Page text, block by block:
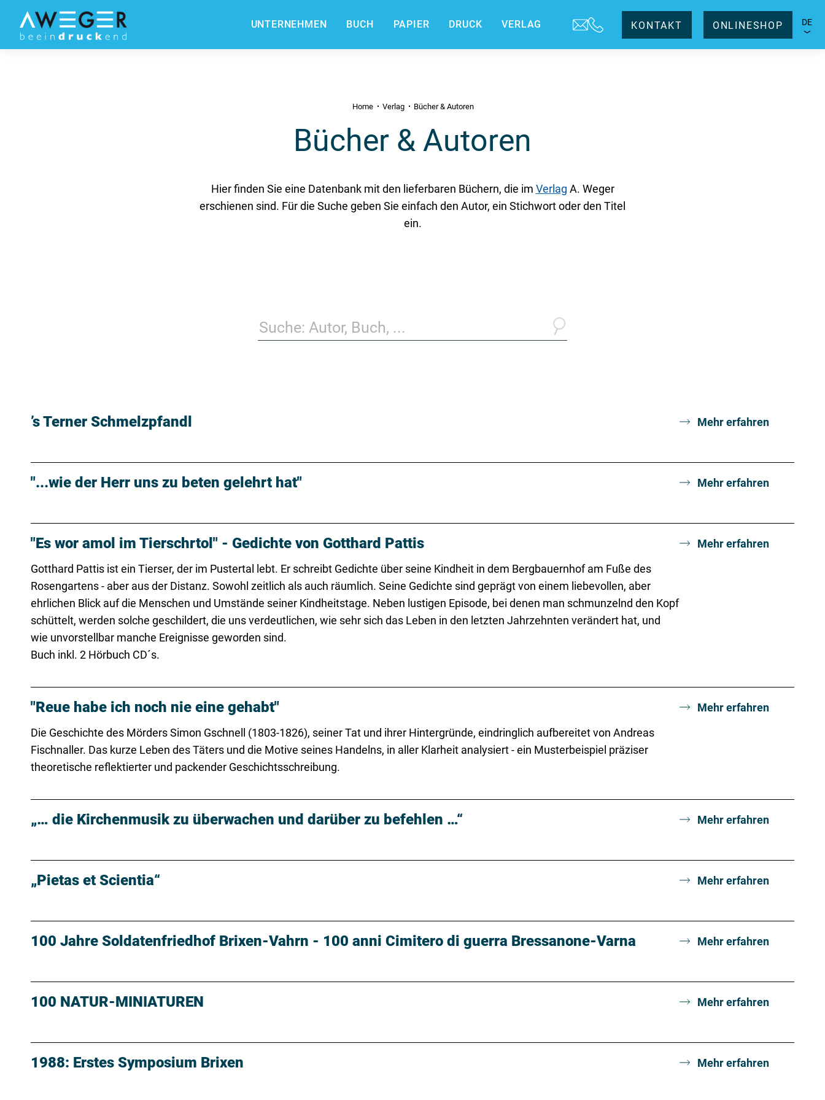
UNTERNEHMEN BUCH PAPIER DRUCK VERLAG KONTAKT ONLINESHOP DE
Home Verlag Bücher & Autoren
Bücher & Autoren
Hier finden Sie eine Datenbank mit den lieferbaren Büchern, die im Verlag A. Weger
erschienen sind. Für die Suche geben Sie einfach den Autor, ein Stichwort oder den Titel
ein.
’s Terner Schmelzpfandl Mehr erfahren
"...wie der Herr uns zu beten gelehrt hat" Mehr erfahren
"Es wor amol im Tierschrtol" - Gedichte von Gotthard Pattis
Mehr erfahren
Gotthard Pattis ist ein Tierser, der im Pustertal lebt. Er schreibt Gedichte über seine Kindheit in dem Bergbauernhof am Fuße des
Rosengartens - aber aus der Distanz. Sowohl zeitlich als auch räumlich. Seine Gedichte sind geprägt von einem liebevollen, aber
ehrlichen Blick auf die Menschen und Umstände seiner Kindheitstage. Neben lustigen Episode, bei denen man schmunzelnd den Kopf
schüttelt, werden solche geschildert, die uns verdeutlichen, wie sehr sich das Leben in den letzten Jahrzehnten verändert hat, und
wie unvorstellbar manche Ereignisse geworden sind.
Buch inkl. 2 Hörbuch CD´s.
"Reue habe ich noch nie eine gehabt"
Mehr erfahren
Die Geschichte des Mörders Simon Gschnell (1803-1826), seiner Tat und ihrer Hintergründe, eindringlich aufbereitet von Andreas
Fischnaller. Das kurze Leben des Täters und die Motive seines Handelns, in aller Klarheit analysiert - ein Musterbeispiel präziser
theoretische reflektierter und packender Geschichtsschreibung.
„… die Kirchenmusik zu überwachen und darüber zu befehlen …“ Mehr erfahren
„Pietas et Scientia“ Mehr erfahren
100 Jahre Soldatenfriedhof Brixen-Vahrn - 100 anni Cimitero di guerra Bressanone-Varna Mehr erfahren
100 NATUR-MINIATUREN Mehr erfahren
1988: Erstes Symposium Brixen Mehr erfahren